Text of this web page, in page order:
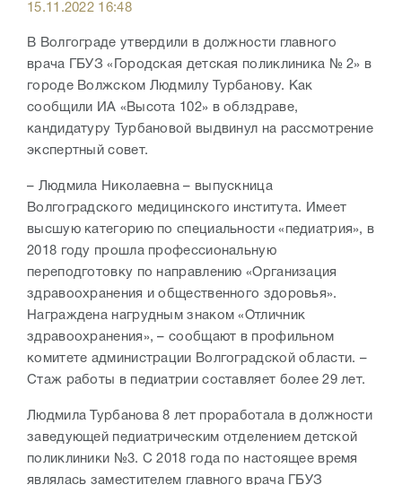
15.11.2022 16:48
В Волгограде утвердили в должности главного
врача ГБУЗ «Городская детская поликлиника № 2» в
городе Волжском Людмилу Турбанову. Как
сообщили ИА «Высота 102» в облздраве,
кандидатуру Турбановой выдвинул на рассмотрение
экспертный совет.
– Людмила Николаевна – выпускница
Волгоградского медицинского института. Имеет
высшую категорию по специальности «педиатрия», в
2018 году прошла профессиональную
переподготовку по направлению «Организация
здравоохранения и общественного здоровья».
Награждена нагрудным знаком «Отличник
здравоохранения», – сообщают в профильном
комитете администрации Волгоградской области. –
Стаж работы в педиатрии составляет более 29 лет.
Людмила Турбанова 8 лет проработала в должности
заведующей педиатрическим отделением детской
поликлиники №3. С 2018 года по настоящее время
являлась заместителем главного врача ГБУЗ